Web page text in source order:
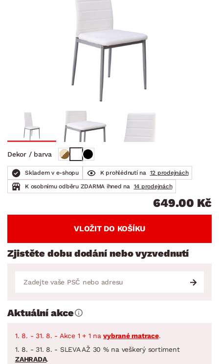
Dekor / barva
Skladem v e-shopu K prohlédnutí na
12 prodejnách
K osobnímu odběru ZDARMA ihned na
14 prodejnách
649.00 Kč
VLOŽIT DO KOŠÍKU
Zjistěte dobu dodání nebo vyzvednutí
Aktuální akce
1. 8. - 31. 8. - Akce 1 + 1 navybrané matrace.
1. 8. - 31. 8. - SLEVA AŽ 30 % na veškerý sortiment
ZAHRADA.